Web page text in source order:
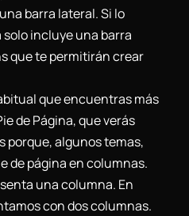
barra lateral. Si lo
incluye una barra
que te permitirán crear
que encuentras más
de Página, que verás
porque, algunos temas,
de página en columnas.
una columna. En
con dos columnas.